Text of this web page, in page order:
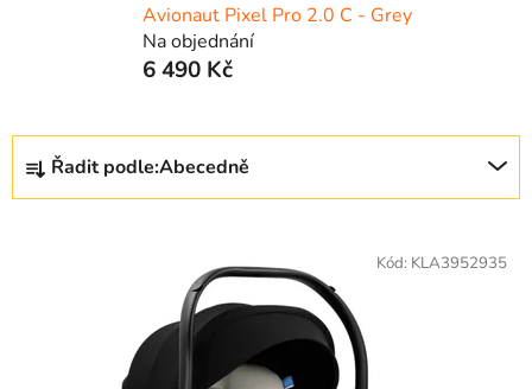
Avionaut Pixel Pro 2.0 C - Grey
Na objednání
6 490 Kč
Ř
z
Řadit podle:Abecedně
Kód: KLA3952935